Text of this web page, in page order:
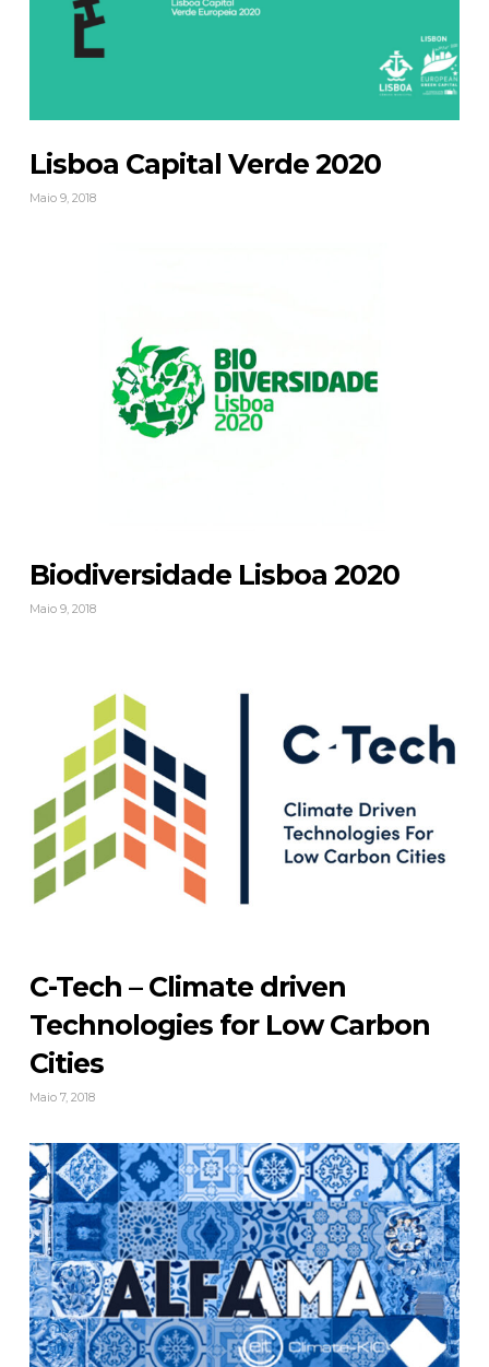
Lisboa Capital Verde 2020
Maio 9, 2018
Biodiversidade Lisboa 2020
Maio 9, 2018
C-Tech – Climate driven
Technologies for Low Carbon
Cities
Maio 7, 2018